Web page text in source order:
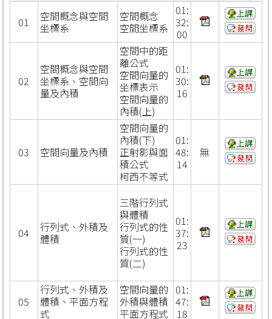
01
空間概念與空間
坐標系
空間概念
空間坐標系
01:
32:
00
02
空間概念與空間
坐標系、空間向
量及內積
空間中的距
離公式
空間向量的
坐標表示
空間向量的
內積(上)
01:
30:
16
03 空間向量及內積
空間向量的
內積(下)
正射影與面
積公式
柯西不等式
01:
48:
14
無
04
行列式、外積及
體積
三階行列式
與體積
行列式的性
質(一)
行列式的性
質(二)
01:
37:
23
05
行列式、外積及
體積、平面方程
式
空間向量的
外積與體積
平面方程式
01:
47:
18